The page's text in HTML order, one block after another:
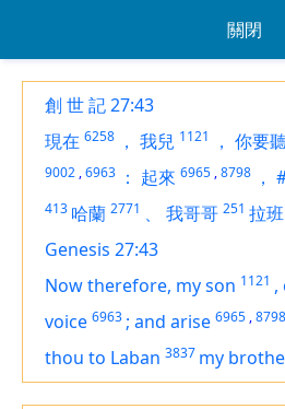
關閉
創 世 記 27:43
現在 6258 ， 我兒 1121 ， 你要
9002 ,6963 ： 起來 6965 ,8798 ，
413 哈蘭 2771 、 我哥哥 251 拉班
Genesis 27:43
Now therefore, my son 1121 ,
voice 6963 ; and arise 6965 ,8798
thou to Laban 3837 my